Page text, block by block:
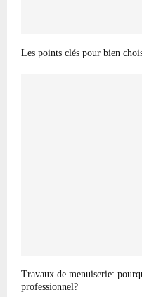
Les points clés pour bien
Travaux de menuiserie:
professionnel?